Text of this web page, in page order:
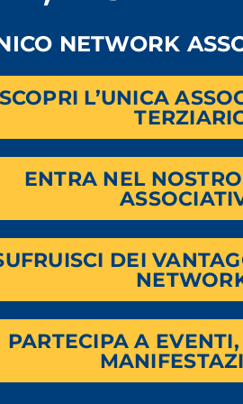
e interattiva, con
appreso. Al termine del
prendere decisioni più
trasforma i dati in uno
QUI
NETWORK
SCOPRI L’UNICA
ENTRA NEL
DEI
PARTECIPA A